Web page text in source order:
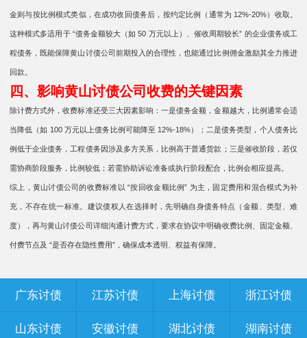
金则与按比例模式类似，在成功收回债务后，按约定比例（通常为 12%-20%）收取。
这种模式多适用于 “债务金额较大（如 50 万元以上）、催收周期较长” 的企业债务或工
程债务，既能保障黄山讨债公司前期投入的合理性，也能通过比例佣金激励其全力推进
回款。
四、影响黄山讨债公司收费的关键因素
除计费方式外，收费标准还受三大因素影响：一是债务金额，金额越大，比例通常会适
当降低（如 100 万元以上债务比例可能降至 12%-18%）；二是债务类型，个人债务比
例低于企业债务，工程债务因涉及多方关系，比例高于普通货款；三是催收阶段，若仅
需协商阶段服务，比例较低；若需协助诉讼准备或执行阶段配合，比例会相应提高。
综上，黄山讨债公司的收费标准以 “按回收金额比例” 为主，固定费用和混合模式为补
充，不存在统一标准。建议债权人在选择时，先明确自身债务特点（金额、类型、难
度），再与黄山讨债公司详细沟通计费方式，要求在协议中明确收费比例、固定金额、
付费节点及 “是否存在隐性费用”，确保成本透明、权益有保障。
广东讨债 江苏讨债 上海讨债 浙江讨债
山东讨债 安徽讨债 湖北讨债 湖南讨债